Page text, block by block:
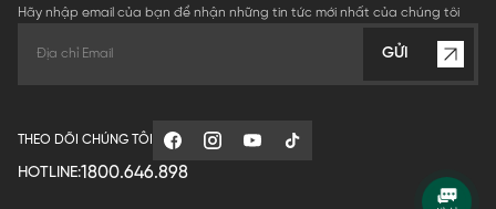
Hãy nhập email của bạn để nhận những tin tức mới nhất của chúng tôi
GỬI
THEO DÕI CHÚNG TÔI
HOTLINE:1800.646.898